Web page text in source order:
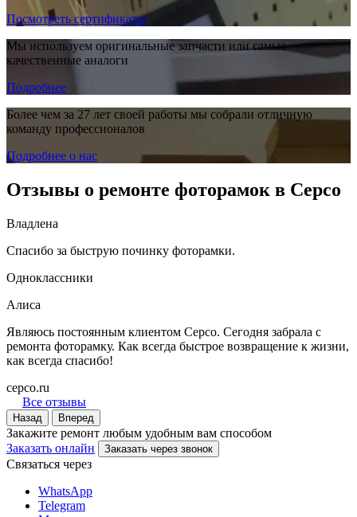
Посмотреть сертификаты
Мы используем оригинальные запчасти или самые
качественные аналоги
Подробнее
Более чем за 27 лет своей работы мы собрали отличную
команду профессионалов
Подробнее о нас
Отзывы о ремонте фоторамок в Серсо
Владлена
Спасибо за быструю починку фоторамки.
Одноклассники
Алиса
Являюсь постоянным клиентом Серсо. Сегодня забрала с
ремонта фоторамку. Как всегда быстрое возвращение к жизни,
как всегда спасибо!
cepco.ru
Все отзывы
Назад Вперед
Закажите ремонт любым удобным вам способом
Заказать онлайн
Заказать через звонок
Связаться через
WhatsApp
Telegram